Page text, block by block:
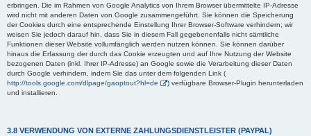
erbringen. Die im Rahmen von Google Analytics von Ihrem Browser übermittelte IP-Adresse
wird nicht mit anderen Daten von Google zusammengeführt. Sie können die Speicherung
der Cookies durch eine entsprechende Einstellung Ihrer Browser-Software verhindern; wir
weisen Sie jedoch darauf hin, dass Sie in diesem Fall gegebenenfalls nicht sämtliche
Funktionen dieser Website vollumfänglich werden nutzen können. Sie können darüber
hinaus die Erfassung der durch das Cookie erzeugten und auf Ihre Nutzung der Website
bezogenen Daten (inkl. Ihrer IP-Adresse) an Google sowie die Verarbeitung dieser Daten
durch Google verhindern, indem Sie das unter dem folgenden Link (
http://tools.google.com/dlpage/gaoptout?hl=de
) verfügbare Browser-Plugin herunterladen
und installieren.
3.8 VERWENDUNG VON EXTERNE ZAHLUNGSDIENSTLEISTER (PAYPAL)